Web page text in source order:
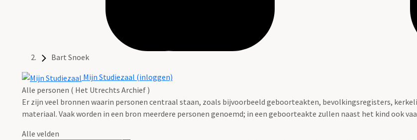
Bart Snoek
Mijn Studiezaal (inloggen)
Alle personen ( Het Utrechts Archief )
Er zijn veel bronnen waarin personen centraal staan, zoals bijvoorbeeld geboorteakten, bevolkingsregisters,
materiaal. Vaak worden in een bron meerdere personen genoemd; in een geboorteakte zullen naast het kind ook
Alle velden